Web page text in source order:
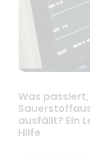
Was
ausfällt? Ein
Hilfe